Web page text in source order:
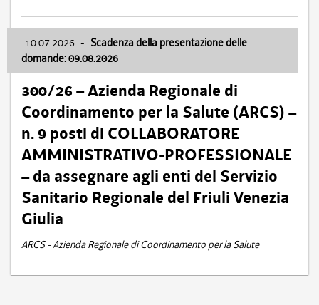
10.07.2026 - Scadenza della presentazione delle
domande: 09.08.2026
300/26 – Azienda Regionale di
Coordinamento per la Salute (ARCS) –
n. 9 posti di COLLABORATORE
AMMINISTRATIVO-PROFESSIONALE
– da assegnare agli enti del Servizio
Sanitario Regionale del Friuli Venezia
Giulia
ARCS - Azienda Regionale di Coordinamento per la Salute